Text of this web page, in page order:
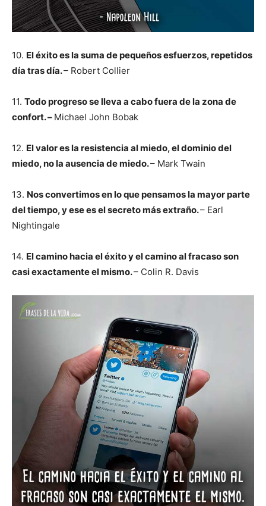
10. El éxito es la suma de pequeños esfuerzos, repetidos
día tras día.– Robert Collier
11. Todo progreso se lleva a cabo fuera de la zona de
confort. – Michael John Bobak
12. El valor es la resistencia al miedo, el dominio del
miedo, no la ausencia de miedo.– Mark Twain
13. Nos convertimos en lo que pensamos la mayor parte
del tiempo, y ese es el secreto más extraño.– Earl
Nightingale
14. El camino hacia el éxito y el camino al fracaso son
casi exactamente el mismo.– Colin R. Davis